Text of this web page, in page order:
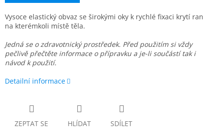
Vysoce elastický obvaz se širokými oky k rychlé fixaci krytí ran
na kterémkoli místě těla.
Jedná se o zdravotnický prostředek. Před použitím si vždy
pečlivě přečtěte informace o přípravku a je-li součástí tak i
návod k použití.
Detailní informace
ZEPTAT SE HLÍDAT SDÍLET